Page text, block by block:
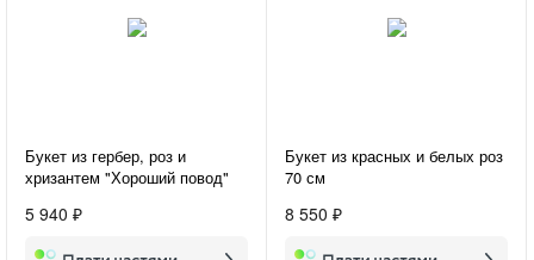
Букет из гербер, роз и
хризантем "Хороший повод"
5 940 ₽
Букет из красных и белых роз
70 см
8 550 ₽